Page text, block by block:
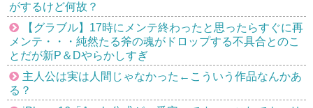
がするけど何故？
【グラブル】17時にメンテ終わったと思ったらすぐに再
メンテ・・・純然たる斧の魂がドロップする不具合とのこ
とだが新P＆Dやらかしすぎ
主人公は実は人間じゃなかった←こういう作品なんかあ
る？